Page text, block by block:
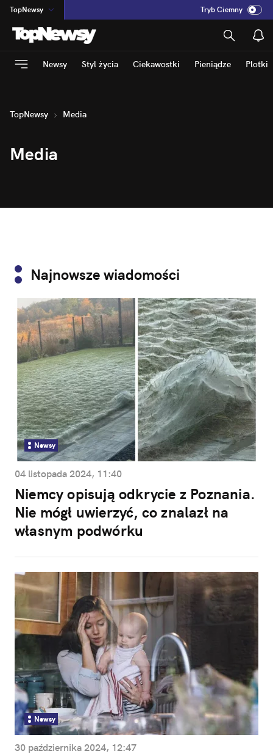
TopNewsy
na:Temat
INN:Poland
ASZ:dziennik
dad HERO
Tryb Ciemny
Newsy Styl życia Ciekawostki Pieniądze Plotki
TopNewsy Media
Media
Najnowsze wiadomości
Newsy
04 listopada 2024, 11:40
Niemcy opisują odkrycie z Poznania.
Nie mógł uwierzyć, co znalazł na
własnym podwórku
Newsy
30 października 2024, 12:47